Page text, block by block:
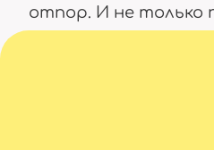
отпор. И не только